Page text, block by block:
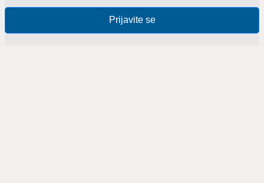
Prijavite se